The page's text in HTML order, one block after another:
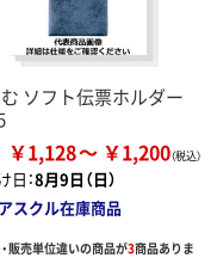
ソフト伝票ホルダー
￥1,128 ￥1,200
日：8月9日（日）
アスクル在庫商品
販売単位違いの商品が3商品ありま